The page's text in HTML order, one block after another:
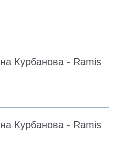
Курбанова - Ramis
Курбанова - Ramis